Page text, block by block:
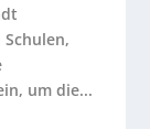
um die...